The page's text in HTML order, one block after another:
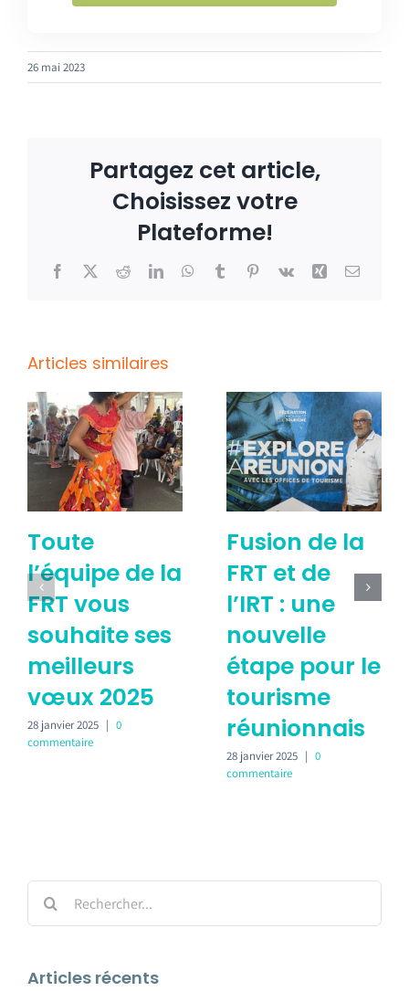
26 mai 2023
Partagez cet article,
Choisissez votre
Plateforme!
Facebook
X RedditLinkedInWhatsApp
TumblrPinterest
Vk Xing Email
Articles similaires
Toute
l’équipe de la
FRT vous
souhaite ses
meilleurs
vœux 2025
28 janvier 2025 | 0
commentaire
Fusion de la
FRT et de
l’IRT : une
nouvelle
étape pour le
tourisme
réunionnais
28 janvier 2025 | 0
commentaire
Articles récents